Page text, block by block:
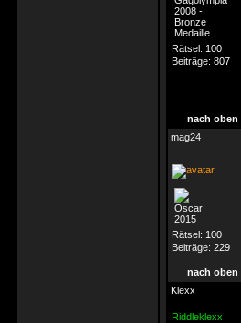
Rätsel: 100
Beiträge: 807
nach oben
mag24
Rätsel: 100
Beiträge: 229
nach oben
Klexx
Riddleklexx